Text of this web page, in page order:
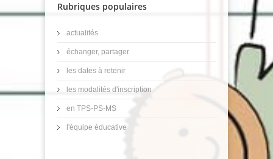
Rubriques populaires
actualités
échanger, partager
les dates à retenir
les modalités d'inscription
en TPS-PS-MS
l'équipe éducative